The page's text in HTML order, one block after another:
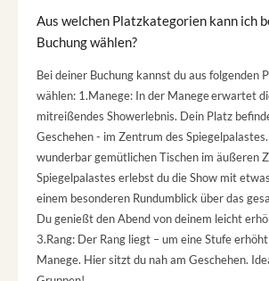
Aus welchen Platzkategorien kann ich
Buchung wählen?
Bei deiner Buchung kannst du aus folgenden
wählen: 1.Manege: In der Manege erwartet
mitreißendes Showerlebnis. Dein Platz
Geschehen - im Zentrum des
wunderbar gemütlichen Tischen im äußeren
Spiegelpalastes erlebst du die Show mit
einem besonderen Rundumblick über das
Du genießt den Abend von deinem leicht
3.Rang: Der Rang liegt – um eine Stufe
Manege. Hier sitzt du nah am Geschehen.